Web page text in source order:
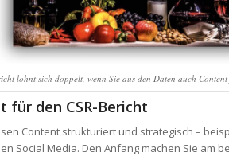
lohnt sich doppelt, wenn Sie aus den Daten auch Content
für den CSR-Bericht
Content strukturiert und strategisch –
Social Media. Den Anfang machen Sie am